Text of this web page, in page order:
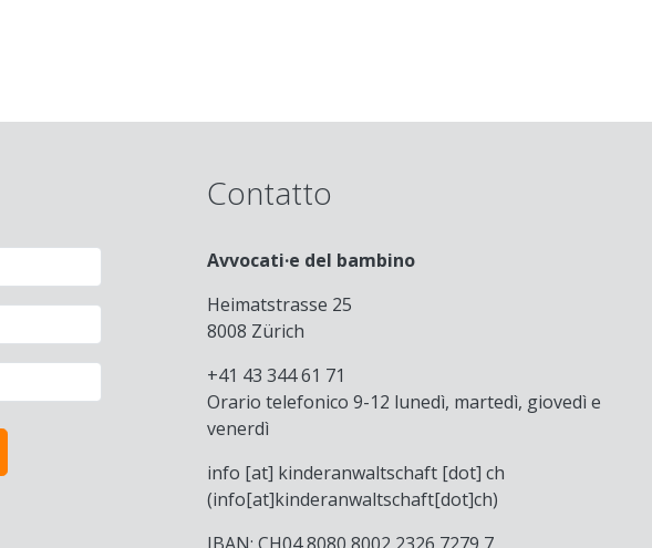
Contatto
Avvocati·e del bambino
Heimatstrasse 25
8008 Zürich
+41 43 344 61 71
Orario telefonico 9-12 lunedì, martedì, giovedì e
venerdì
info [at] kinderanwaltschaft [dot] ch
(info[at]kinderanwaltschaft[dot]ch)